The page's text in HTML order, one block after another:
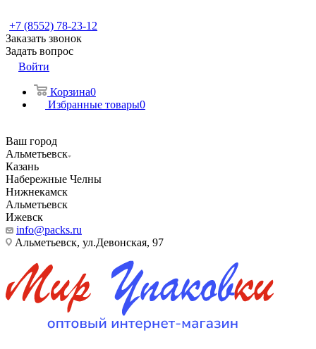
+7 (8552) 78-23-12
Заказать звонок
Задать вопрос
Войти
Корзина0
Избранные товары0
Ваш город
Альметьевск
Казань
Набережные Челны
Нижнекамск
Альметьевск
Ижевск
info@packs.ru
Альметьевск, ​ул.Девонская, 97